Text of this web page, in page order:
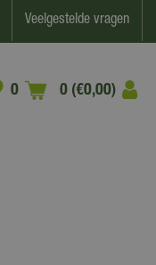
Veelgestelde vragen
0 (€0,00)